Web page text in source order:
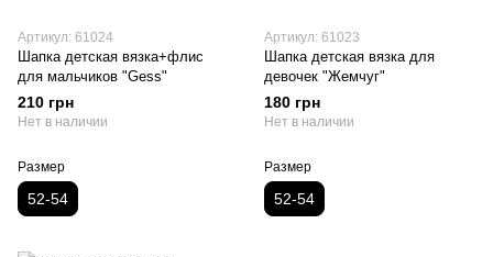
Артикул: 61024
Шапка детская вязка+флис
для мальчиков "Gess"
210 грн
Нет в наличии
Размер
52-54
Артикул: 61023
Шапка детская вязка для
девочек "Жемчуг"
180 грн
Нет в наличии
Размер
52-54